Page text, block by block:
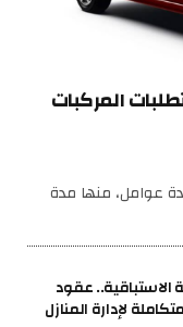
المركبات
عوامل، منها مدة
الاستباقية.. عقود
لإدارة المنازل